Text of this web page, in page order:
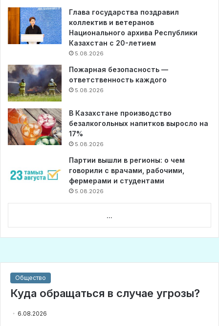
Глава государства поздравил
коллектив и ветеранов
Национального архива Республики
Казахстан с 20-летием
5.08.2026
Пожарная безопасность —
ответственность каждого
5.08.2026
В Казахстане производство
безалкогольных напитков выросло на
17%
5.08.2026
Партии вышли в регионы: о чем
говорили с врачами, рабочими,
фермерами и студентами
5.08.2026
...